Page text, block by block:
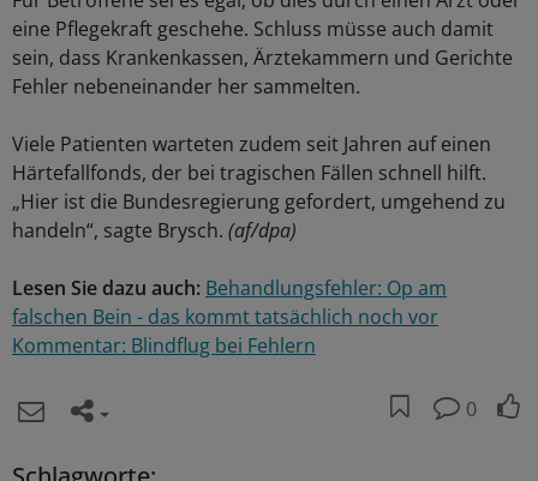
eine Pflegekraft geschehe. Schluss müsse auch damit
sein, dass Krankenkassen, Ärztekammern und Gerichte
Fehler nebeneinander her sammelten.
Viele Patienten warteten zudem seit Jahren auf einen
Härtefallfonds, der bei tragischen Fällen schnell hilft.
„Hier ist die Bundesregierung gefordert, umgehend zu
handeln“, sagte Brysch. (af/dpa)
Lesen Sie dazu auch: Behandlungsfehler: Op am
falschen Bein - das kommt tatsächlich noch vor
Kommentar: Blindflug bei Fehlern
0